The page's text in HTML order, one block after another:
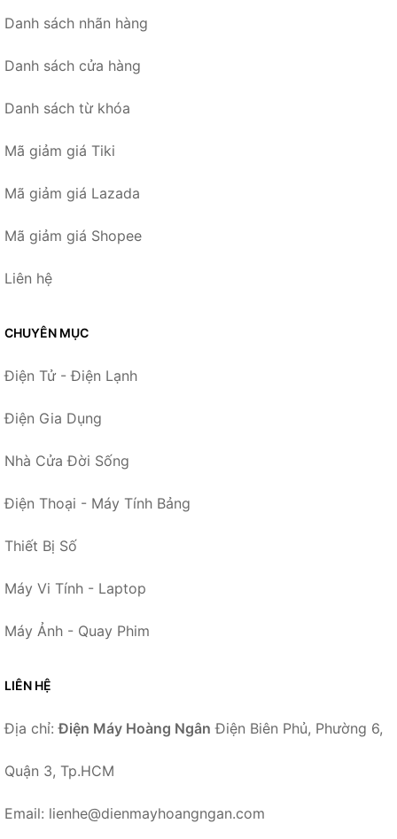
Danh sách nhãn hàng
Danh sách cửa hàng
Danh sách từ khóa
Mã giảm giá Tiki
Mã giảm giá Lazada
Mã giảm giá Shopee
Liên hệ
CHUYÊN MỤC
Điện Tử - Điện Lạnh
Điện Gia Dụng
Nhà Cửa Đời Sống
Điện Thoại - Máy Tính Bảng
Thiết Bị Số
Máy Vi Tính - Laptop
Máy Ảnh - Quay Phim
LIÊN HỆ
Địa chỉ:Điện Máy Hoàng Ngân Điện Biên Phủ, Phường 6,
Quận 3, Tp.HCM
Email: lienhe@dienmayhoangngan.com